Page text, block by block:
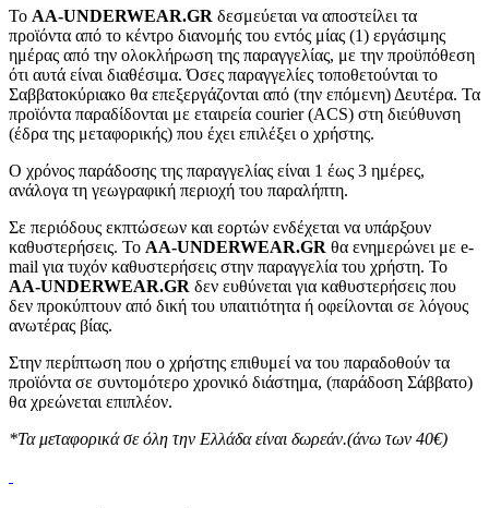
To AA-UNDERWEAR.GR δεσμεύεται να αποστείλει τα
προϊόντα από το κέντρο διανομής του εντός μίας (1) εργάσιμης
ημέρας από την ολοκλήρωση της παραγγελίας, με την προϋπόθεση
ότι αυτά είναι διαθέσιμα. Όσες παραγγελίες τοποθετούνται το
Σαββατοκύριακο θα επεξεργάζονται από (την επόμενη) Δευτέρα. Τα
προϊόντα παραδίδονται με εταιρεία courier (ACS) στη διεύθυνση
(έδρα της μεταφορικής) που έχει επιλέξει ο χρήστης.
Ο χρόνος παράδοσης της παραγγελίας είναι 1 έως 3 ημέρες,
ανάλογα τη γεωγραφική περιοχή του παραλήπτη.
Σε περιόδους εκπτώσεων και εορτών ενδέχεται να υπάρξουν
καθυστερήσεις. Το AA-UNDERWEAR.GR θα ενημερώνει με e-
mail για τυχόν καθυστερήσεις στην παραγγελία του χρήστη. Το
AA-UNDERWEAR.GR δεν ευθύνεται για καθυστερήσεις που
δεν προκύπτουν από δική του υπαιτιότητα ή οφείλονται σε λόγους
ανωτέρας βίας.
Στην περίπτωση που ο χρήστης επιθυμεί να του παραδοθούν τα
προϊόντα σε συντομότερο χρονικό διάστημα, (παράδοση Σάββατο)
θα χρεώνεται επιπλέον.
*Τα μεταφορικά σε όλη την Ελλάδα είναι δωρεάν.(άνω των 40€)